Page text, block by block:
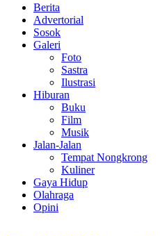
Berita
Advertorial
Sosok
Galeri
Foto
Sastra
Ilustrasi
Hiburan
Buku
Film
Musik
Jalan-Jalan
Tempat Nongkrong
Kuliner
Gaya Hidup
Olahraga
Opini